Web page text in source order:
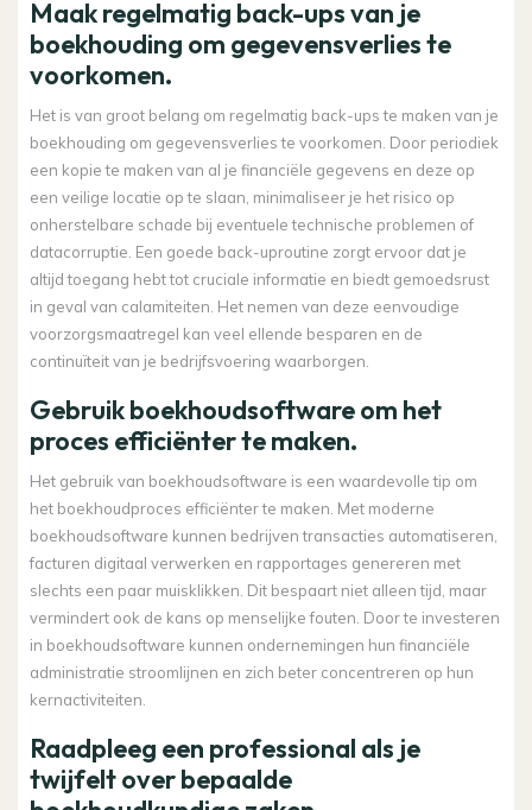
Maak regelmatig back-ups van je
boekhouding om gegevensverlies te
voorkomen.
Het is van groot belang om regelmatig back-ups te maken van je
boekhouding om gegevensverlies te voorkomen. Door periodiek
een kopie te maken van al je financiële gegevens en deze op
een veilige locatie op te slaan, minimaliseer je het risico op
onherstelbare schade bij eventuele technische problemen of
datacorruptie. Een goede back-uproutine zorgt ervoor dat je
altijd toegang hebt tot cruciale informatie en biedt gemoedsrust
in geval van calamiteiten. Het nemen van deze eenvoudige
voorzorgsmaatregel kan veel ellende besparen en de
continuïteit van je bedrijfsvoering waarborgen.
Gebruik boekhoudsoftware om het
proces efficiënter te maken.
Het gebruik van boekhoudsoftware is een waardevolle tip om
het boekhoudproces efficiënter te maken. Met moderne
boekhoudsoftware kunnen bedrijven transacties automatiseren,
facturen digitaal verwerken en rapportages genereren met
slechts een paar muisklikken. Dit bespaart niet alleen tijd, maar
vermindert ook de kans op menselijke fouten. Door te investeren
in boekhoudsoftware kunnen ondernemingen hun financiële
administratie stroomlijnen en zich beter concentreren op hun
kernactiviteiten.
Raadpleeg een professional als je
twijfelt over bepaalde